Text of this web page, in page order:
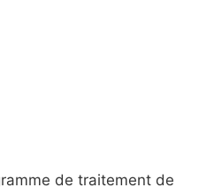
de traitement de